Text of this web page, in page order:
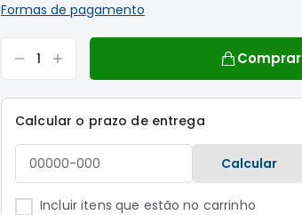
Formas de pagamento
Comprar
Calcular o prazo de entrega
Calcular
Incluir itens que estão no carrinho